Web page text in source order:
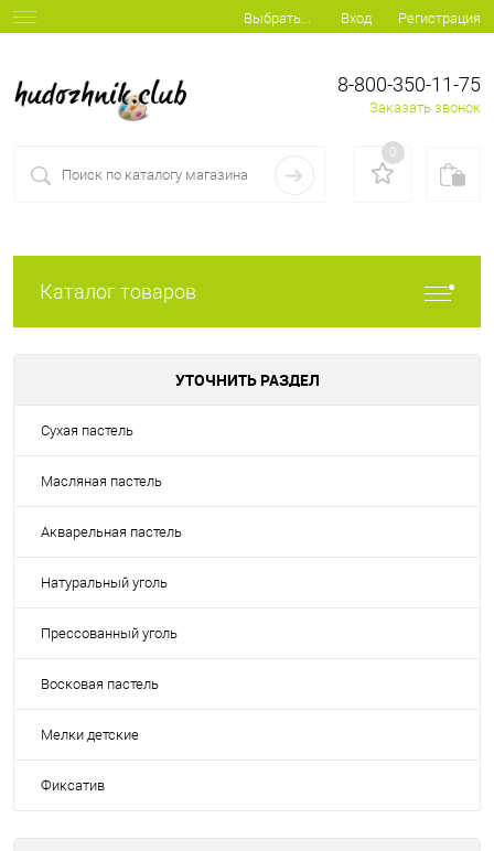
Выбрать... Вход Регистрация
8-800-350-11-75
Заказать звонок
0
Каталог товаров
УТОЧНИТЬ РАЗДЕЛ
Сухая пастель
Масляная пастель
Акварельная пастель
Натуральный уголь
Прессованный уголь
Восковая пастель
Мелки детские
Фиксатив